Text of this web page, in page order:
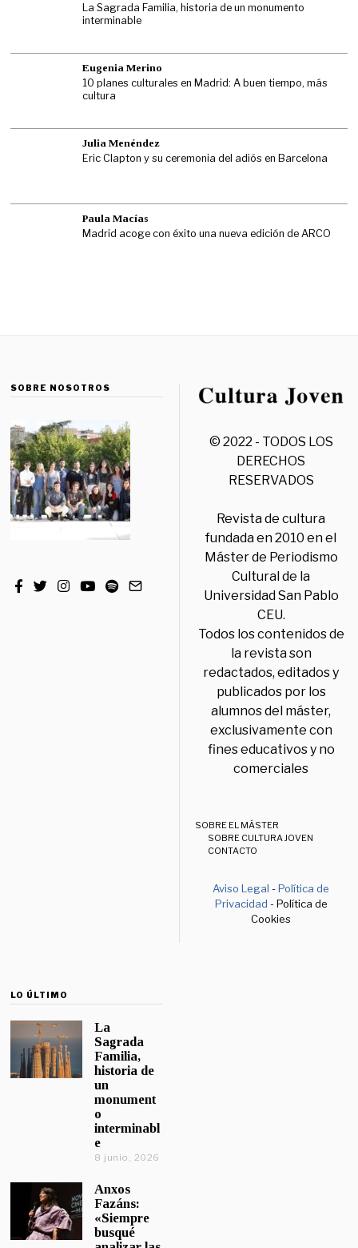
La Sagrada Familia, historia de un monumento
interminable
Eugenia Merino
10 planes culturales en Madrid: A buen tiempo, más
cultura
Julia Menéndez
Eric Clapton y su ceremonia del adiós en Barcelona
Paula Macías
Madrid acoge con éxito una nueva edición de ARCO
SOBRE NOSOTROS
© 2022 - TODOS LOS
DERECHOS
RESERVADOS
Revista de cultura
fundada en 2010 en el
Máster de Periodismo
Cultural de la
Universidad San Pablo
CEU.
Todos los contenidos de
la revista son
redactados, editados y
publicados por los
alumnos del máster,
exclusivamente con
fines educativos y no
comerciales
SOBRE EL MÁSTER
SOBRE CULTURA JOVEN
CONTACTO
Aviso Legal -Política de
Privacidad - Política de
Cookies
LO ÚLTIMO
La
Sagrada
Familia,
historia de
un
monument
o
interminabl
e
8 junio, 2026
Anxos
Fazáns:
«Siempre
busqué